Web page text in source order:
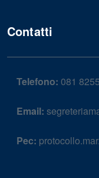
Contatti
Telefono: 081
Email:
Pec: